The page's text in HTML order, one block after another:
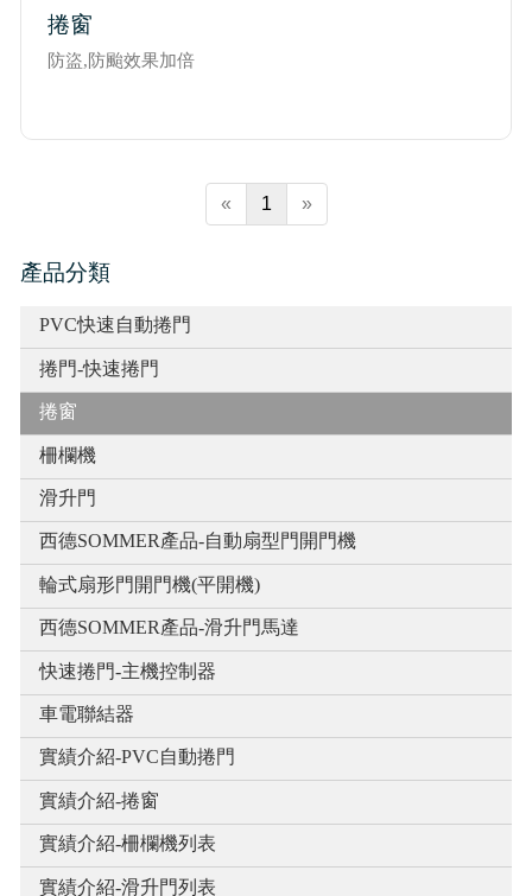
捲窗
防盜,防颱效果加倍
« 1 »
產品分類
PVC快速自動捲門
捲門-快速捲門
捲窗
柵欄機
滑升門
西德SOMMER產品-自動扇型門開門機
輪式扇形門開門機(平開機)
西德SOMMER產品-滑升門馬達
快速捲門-主機控制器
車電聯結器
實績介紹-PVC自動捲門
實績介紹-捲窗
實績介紹-柵欄機列表
實績介紹-滑升門列表